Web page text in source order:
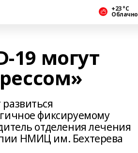
+23 °С
Облачно
19 могут
фиксируемому
отделения лечения
НМИЦ им. Бехтерева